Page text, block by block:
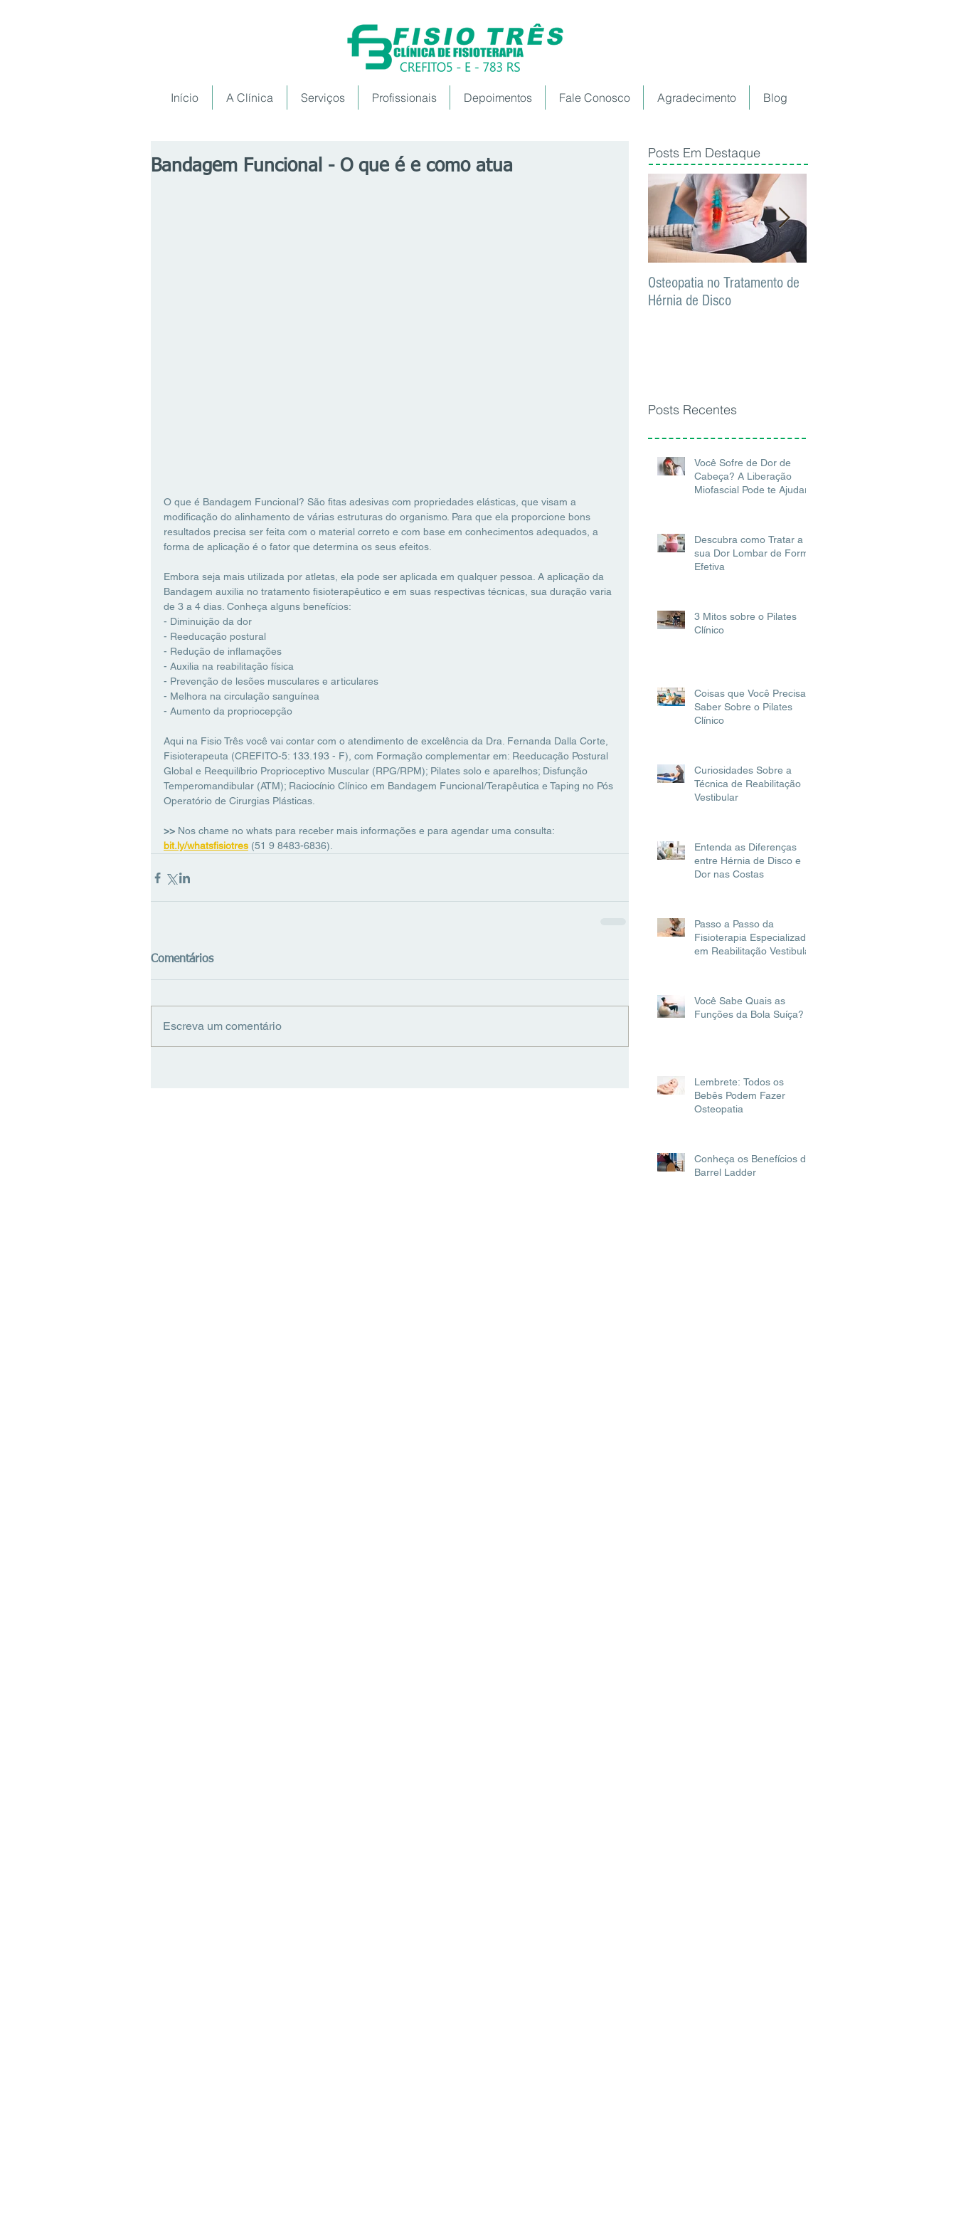
Início A Clínica Serviços Profissionais Depoimentos Fale Conosco Agradecimento Blog
Bandagem Funcional - O que é e como atua
O que é Bandagem Funcional? São fitas adesivas com propriedades elásticas, que visam a
modificação do alinhamento de várias estruturas do organismo. Para que ela proporcione bons
resultados precisa ser feita com o material correto e com base em conhecimentos adequados, a
forma de aplicação é o fator que determina os seus efeitos.
Embora seja mais utilizada por atletas, ela pode ser aplicada em qualquer pessoa. A aplicação da
Bandagem auxilia no tratamento fisioterapêutico e em suas respectivas técnicas, sua duração varia
de 3 a 4 dias. Conheça alguns benefícios:
- Diminuição da dor
- Reeducação postural
- Redução de inflamações
- Auxilia na reabilitação física
- Prevenção de lesões musculares e articulares
- Melhora na circulação sanguínea
- Aumento da propriocepção
Aqui na Fisio Três você vai contar com o atendimento de excelência da Dra. Fernanda Dalla Corte,
Fisioterapeuta (CREFITO-5: 133.193 - F), com Formação complementar em: Reeducação Postural
Global e Reequilíbrio Proprioceptivo Muscular (RPG/RPM); Pilates solo e aparelhos; Disfunção
Temperomandibular (ATM); Raciocínio Clínico em Bandagem Funcional/Terapêutica e Taping no Pós
Operatório de Cirurgias Plásticas.
>> Nos chame no whats para receber mais informações e para agendar uma consulta:
bit.ly/whatsfisiotres (51 9 8483-6836).
Comentários
Escreva um comentário
Posts Em Destaque
Osteopatia no Tratamento de
Hérnia de Disco
Posts Recentes
Você Sofre de Dor de
Cabeça? A Liberação
Miofascial Pode te Ajudar!
Descubra como Tratar a
sua Dor Lombar de Forma
Efetiva
3 Mitos sobre o Pilates
Clínico
Coisas que Você Precisa
Saber Sobre o Pilates
Clínico
Curiosidades Sobre a
Técnica de Reabilitação
Vestibular
Entenda as Diferenças
entre Hérnia de Disco e
Dor nas Costas
Passo a Passo da
Fisioterapia Especializada
em Reabilitação Vestibular
Você Sabe Quais as
Funções da Bola Suíça?
Lembrete: Todos os
Bebês Podem Fazer
Osteopatia
Conheça os Benefícios do
Barrel Ladder